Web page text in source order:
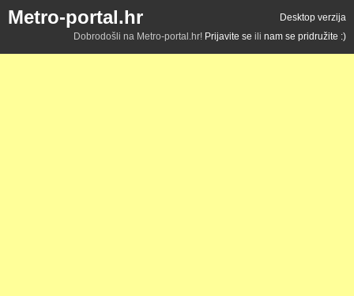
Metro-portal.hr
Desktop verzija
Dobrodošli na Metro-portal.hr! Prijavite se ili nam se pridružite :)